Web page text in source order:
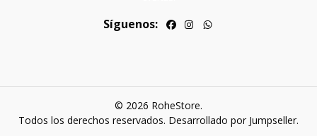
Síguenos:
© 2026 RoheStore.
Todos los derechos reservados. Desarrollado por Jumpseller.